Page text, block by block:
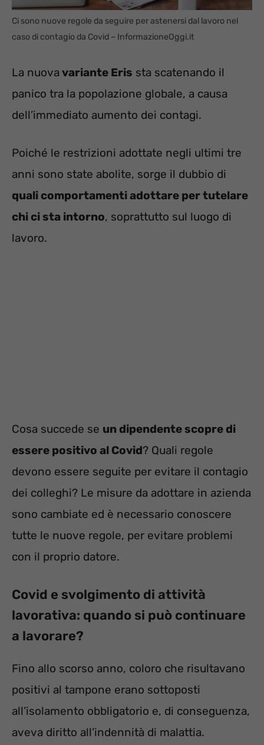
Ci sono nuove regole da seguire per astenersi dal lavoro nel
caso di contagio da Covid – InformazioneOggi.it
La nuova variante Eris sta scatenando il
panico tra la popolazione globale, a causa
dell’immediato aumento dei contagi.
Poiché le restrizioni adottate negli ultimi tre
anni sono state abolite, sorge il dubbio di
quali comportamenti adottare per tutelare
chi ci sta intorno, soprattutto sul luogo di
lavoro.
Cosa succede se un dipendente scopre di
essere positivo al Covid? Quali regole
devono essere seguite per evitare il contagio
dei colleghi? Le misure da adottare in azienda
sono cambiate ed è necessario conoscere
tutte le nuove regole, per evitare problemi
con il proprio datore.
Covid e svolgimento di attività
lavorativa: quando si può continuare
a lavorare?
Fino allo scorso anno, coloro che risultavano
positivi al tampone erano sottoposti
all’isolamento obbligatorio e, di conseguenza,
aveva diritto all’indennità di malattia.